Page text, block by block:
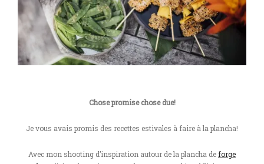
Chose promise chose due!
Je vous avais promis des recettes estivales à faire à la plancha!
Avec mon shooting d’inspiration autour de la plancha deforge